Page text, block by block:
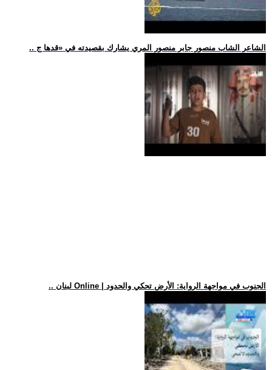
.. الشاعر الشاب منصور جابر منصور المري يشارك بقصيدته في «قدها ج
.. لبنان Online | الجنوب في مواجهة الرواية: الأرض تحكي والحدود